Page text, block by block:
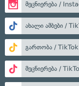
მეცნიერება /
ახალი ამბები /
გართობა / TikTok
მეცნიერება /